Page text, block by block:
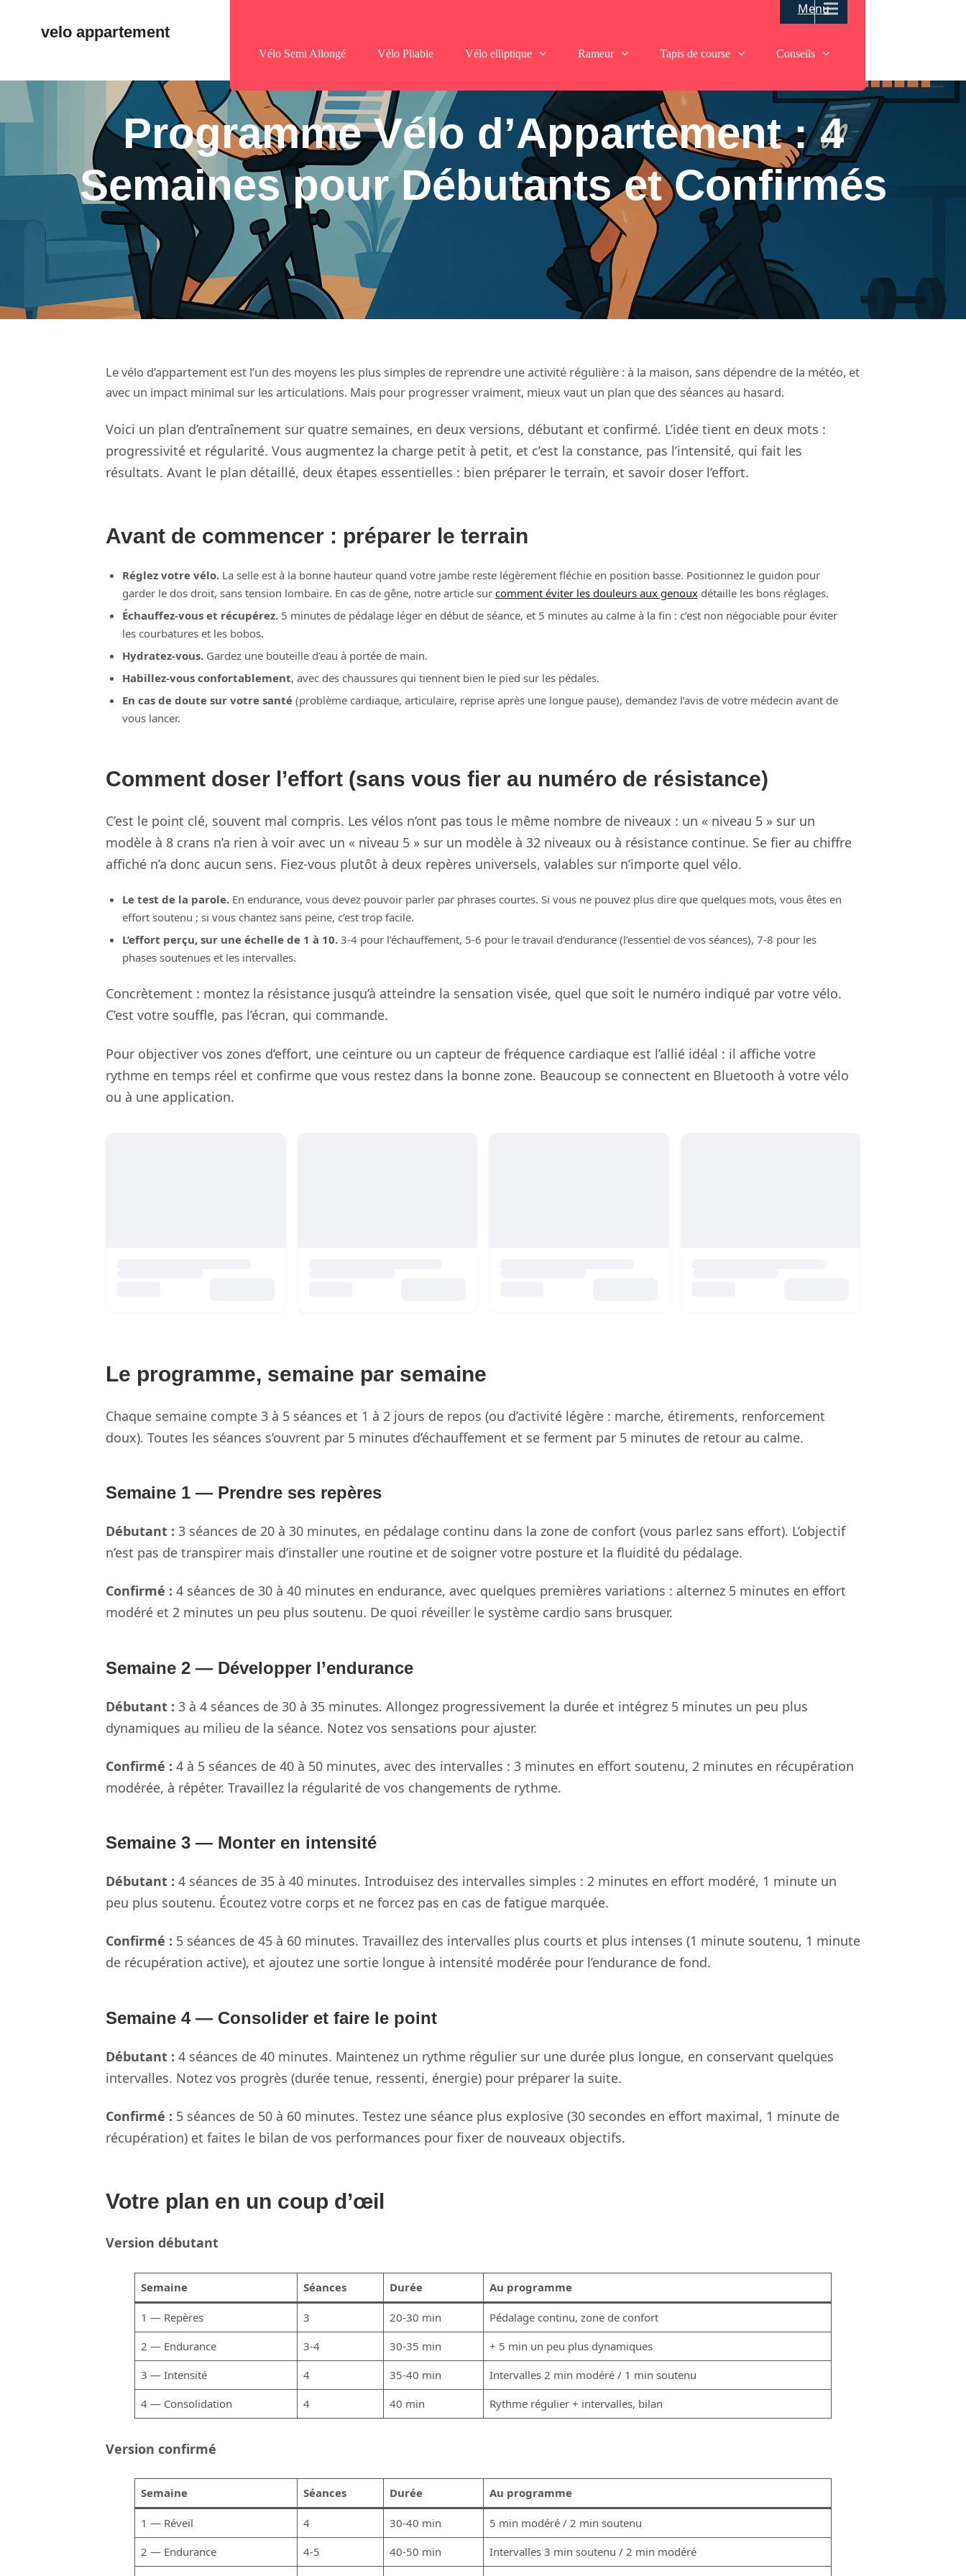
velo appartement
Menu
Vélo Semi Allongé Vélo Pliable Vélo elliptique Rameur Tapis de course Conseils
Programme Vélo d’Appartement : 4
Semaines pour Débutants et Confirmés
Le vélo d’appartement est l’un des moyens les plus simples de reprendre une activité régulière : à la maison, sans dépendre de la météo, et
avec un impact minimal sur les articulations. Mais pour progresser vraiment, mieux vaut un plan que des séances au hasard.
Voici un plan d’entraînement sur quatre semaines, en deux versions, débutant et confirmé. L’idée tient en deux mots :
progressivité et régularité. Vous augmentez la charge petit à petit, et c’est la constance, pas l’intensité, qui fait les
résultats. Avant le plan détaillé, deux étapes essentielles : bien préparer le terrain, et savoir doser l’effort.
Avant de commencer : préparer le terrain
Réglez votre vélo.La selle est à la bonne hauteur quand votre jambe reste légèrement fléchie en position basse. Positionnez le guidon pour
garder le dos droit, sans tension lombaire. En cas de gêne, notre article sur comment éviter les douleurs aux genouxdétaille les bons réglages.
Échauffez-vous et récupérez.5 minutes de pédalage léger en début de séance, et 5 minutes au calme à la fin : c’est non négociable pour éviter
les courbatures et les bobos.
Hydratez-vous.Gardez une bouteille d’eau à portée de main.
Habillez-vous confortablement, avec des chaussures qui tiennent bien le pied sur les pédales.
En cas de doute sur votre santé(problème cardiaque, articulaire, reprise après une longue pause), demandez l’avis de votre médecin avant de
vous lancer.
Comment doser l’effort (sans vous fier au numéro de résistance)
C’est le point clé, souvent mal compris. Les vélos n’ont pas tous le même nombre de niveaux : un « niveau 5 » sur un
modèle à 8 crans n’a rien à voir avec un « niveau 5 » sur un modèle à 32 niveaux ou à résistance continue. Se fier au chiffre
affiché n’a donc aucun sens. Fiez-vous plutôt à deux repères universels, valables sur n’importe quel vélo.
Le test de la parole.En endurance, vous devez pouvoir parler par phrases courtes. Si vous ne pouvez plus dire que quelques mots, vous êtes en
effort soutenu ; si vous chantez sans peine, c’est trop facile.
L’effort perçu, sur une échelle de 1 à 10.3-4 pour l’échauffement, 5-6 pour le travail d’endurance (l’essentiel de vos séances), 7-8 pour les
phases soutenues et les intervalles.
Concrètement : montez la résistance jusqu’à atteindre la sensation visée, quel que soit le numéro indiqué par votre vélo.
C’est votre souffle, pas l’écran, qui commande.
Pour objectiver vos zones d’effort, une ceinture ou un capteur de fréquence cardiaque est l’allié idéal : il affiche votre
rythme en temps réel et confirme que vous restez dans la bonne zone. Beaucoup se connectent en Bluetooth à votre vélo
ou à une application.
Le programme, semaine par semaine
Chaque semaine compte 3 à 5 séances et 1 à 2 jours de repos (ou d’activité légère : marche, étirements, renforcement
doux). Toutes les séances s’ouvrent par 5 minutes d’échauffement et se ferment par 5 minutes de retour au calme.
Semaine 1 — Prendre ses repères
Débutant : 3 séances de 20 à 30 minutes, en pédalage continu dans la zone de confort (vous parlez sans effort). L’objectif
n’est pas de transpirer mais d’installer une routine et de soigner votre posture et la fluidité du pédalage.
Confirmé : 4 séances de 30 à 40 minutes en endurance, avec quelques premières variations : alternez 5 minutes en effort
modéré et 2 minutes un peu plus soutenu. De quoi réveiller le système cardio sans brusquer.
Semaine 2 — Développer l’endurance
Débutant : 3 à 4 séances de 30 à 35 minutes. Allongez progressivement la durée et intégrez 5 minutes un peu plus
dynamiques au milieu de la séance. Notez vos sensations pour ajuster.
Confirmé : 4 à 5 séances de 40 à 50 minutes, avec des intervalles : 3 minutes en effort soutenu, 2 minutes en récupération
modérée, à répéter. Travaillez la régularité de vos changements de rythme.
Semaine 3 — Monter en intensité
Débutant : 4 séances de 35 à 40 minutes. Introduisez des intervalles simples : 2 minutes en effort modéré, 1 minute un
peu plus soutenu. Écoutez votre corps et ne forcez pas en cas de fatigue marquée.
Confirmé : 5 séances de 45 à 60 minutes. Travaillez des intervalles plus courts et plus intenses (1 minute soutenu, 1 minute
de récupération active), et ajoutez une sortie longue à intensité modérée pour l’endurance de fond.
Semaine 4 — Consolider et faire le point
Débutant : 4 séances de 40 minutes. Maintenez un rythme régulier sur une durée plus longue, en conservant quelques
intervalles. Notez vos progrès (durée tenue, ressenti, énergie) pour préparer la suite.
Confirmé : 5 séances de 50 à 60 minutes. Testez une séance plus explosive (30 secondes en effort maximal, 1 minute de
récupération) et faites le bilan de vos performances pour fixer de nouveaux objectifs.
Votre plan en un coup d’œil
Version débutant
Semaine Séances Durée Au programme
1 — Repères 3 20-30 min
Pédalage continu, zone de confort
2 — Endurance
3-4 30-35 min
+ 5 min un peu plus dynamiques
3 — Intensité
4 35-40 min
Intervalles 2 min modéré / 1 min soutenu
4 — Consolidation
4 40 min Rythme régulier + intervalles, bilan
Version confirmé
Semaine Séances Durée Au programme
1 — Réveil 4 30-40 min
5 min modéré / 2 min soutenu
2 — Endurance
4-5 40-50 min
Intervalles 3 min soutenu / 2 min modéré